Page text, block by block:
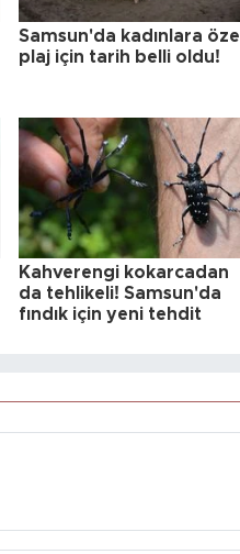
Samsun'da kadınlara özel
plaj için tarih belli oldu!
Kahverengi kokarcadan
da tehlikeli! Samsun'da
fındık için yeni tehdit